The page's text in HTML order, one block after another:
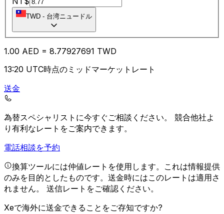
TWD - 台湾ニュードル
1.00 AED = 8.77927691 TWD
13:20 UTC時点のミッドマーケットレート
送金
為替スペシャリストに今すぐご相談ください。 競合他社よ
り有利なレートをご案内できます。
電話相談を予約
換算ツールには仲値レートを使用します。これは情報提供
のみを目的としたものです。送金時にはこのレートは適用さ
れません。 送信レートをご確認ください。
Xeで海外に送金できることをご存知ですか?